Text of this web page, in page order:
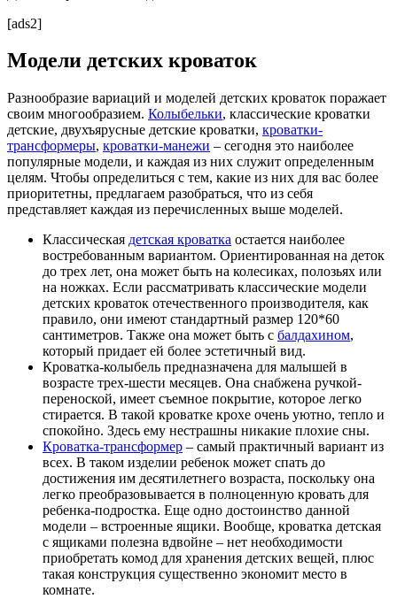
[ads2]
Модели детских кроваток
Разнообразие вариаций и моделей детских кроваток поражает
своим многообразием. Колыбельки, классические кроватки
детские, двухъярусные детские кроватки, кроватки-
трансформеры, кроватки-манежи – сегодня это наиболее
популярные модели, и каждая из них служит определенным
целям. Чтобы определиться с тем, какие из них для вас более
приоритетны, предлагаем разобраться, что из себя
представляет каждая из перечисленных выше моделей.
Классическая детская кроватка остается наиболее
востребованным вариантом. Ориентированная на деток
до трех лет, она может быть на колесиках, полозьях или
на ножках. Если рассматривать классические модели
детских кроваток отечественного производителя, как
правило, они имеют стандартный размер 120*60
сантиметров. Также она может быть с балдахином,
который придает ей более эстетичный вид.
Кроватка-колыбель предназначена для малышей в
возрасте трех-шести месяцев. Она снабжена ручкой-
переноской, имеет съемное покрытие, которое легко
стирается. В такой кроватке крохе очень уютно, тепло и
спокойно. Здесь ему нестрашны никакие плохие сны.
Кроватка-трансформер – самый практичный вариант из
всех. В таком изделии ребенок может спать до
достижения им десятилетнего возраста, поскольку она
легко преобразовывается в полноценную кровать для
ребенка-подростка. Еще одно достоинство данной
модели – встроенные ящики. Вообще, кроватка детская
с ящиками полезна вдвойне – нет необходимости
приобретать комод для хранения детских вещей, плюс
такая конструкция существенно экономит место в
комнате.